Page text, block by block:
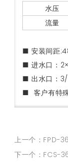
水压
流量
■ 安装间距
■ 进水口：2×
■ 出水口：
■ 客户有特
上一个：FPD-
下一个：FCS-